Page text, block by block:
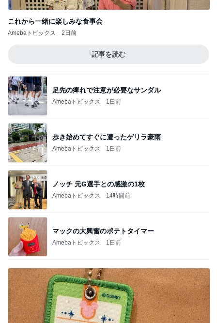
これから一緒に楽しみな食事会
Amebaトピックス 2日前
記事を読む
足先の痺れで注意が必要なサンダル
Amebaトピックス 1日前
歩き始めてすぐに遭ったゲリラ豪雨
Amebaトピックス 1日前
ノッチ 元G選手との感激の1枚
Amebaトピックス 14時間前
マックの大興奮のポテトタイマー
Amebaトピックス 1日前